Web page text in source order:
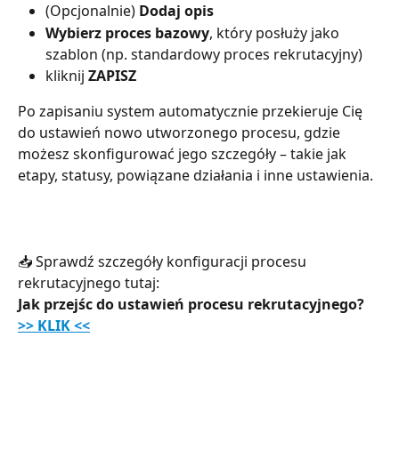
(Opcjonalnie) Dodaj opis
Wybierz proces bazowy, który posłuży jako
szablon (np. standardowy proces rekrutacyjny)
kliknij ZAPISZ
Po zapisaniu system automatycznie przekieruje Cię
do ustawień nowo utworzonego procesu, gdzie
możesz skonfigurować jego szczegóły – takie jak
etapy, statusy, powiązane działania i inne ustawienia.
📥 Sprawdź szczegóły konfiguracji procesu
rekrutacyjnego tutaj:
Jak przejśc do ustawień procesu rekrutacyjnego?
>> KLIK <<